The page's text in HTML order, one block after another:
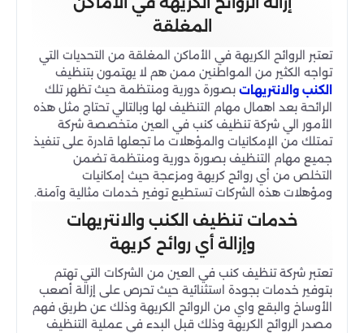
المغلقة
تعتبر الروائح الكريهة في الأماكن المغلقة من التحديات التي
تواجه الكثير من المواطنين ممن هم لا يهتمون بتنظيف
الكنب والانتريهات بصورة دورية ومنتظمة حيث تظهر تلك
الرائحة بعد اهمال مهام التنظيف لها وبالتالي تحتاج مثل هذه
الأمور الي شركة تنظيف كنب في العين متخصصة شركة
تمتلك من الإمكانيات والمؤهلات ما تجعلها قادرة على تنفيذ
جميع مهام التنظيف بصورة دورية ومنتظمة تضمن
التخلص من أي روائح كريهة ومزعجة حيث إمكانيات
ومؤهلات هذه الشركات تستطيع توفير خدمات مثالية وآمنة.
خدمات تنظيف الكنب والانتريهات
وإزالة أي روائح كريهة
تعتبر شركة تنظيف كنب في العين من الشركات التي تهتم
بتوفير خدمات بجودة استثنائية حيث تحرص على إزالة أصعب
الأوساخ والبقع واي من الروائح الكريهة وذلك عن طريق فهم
مصدر الروائح الكريهة وذلك قبل البدء في عملية التنظيف